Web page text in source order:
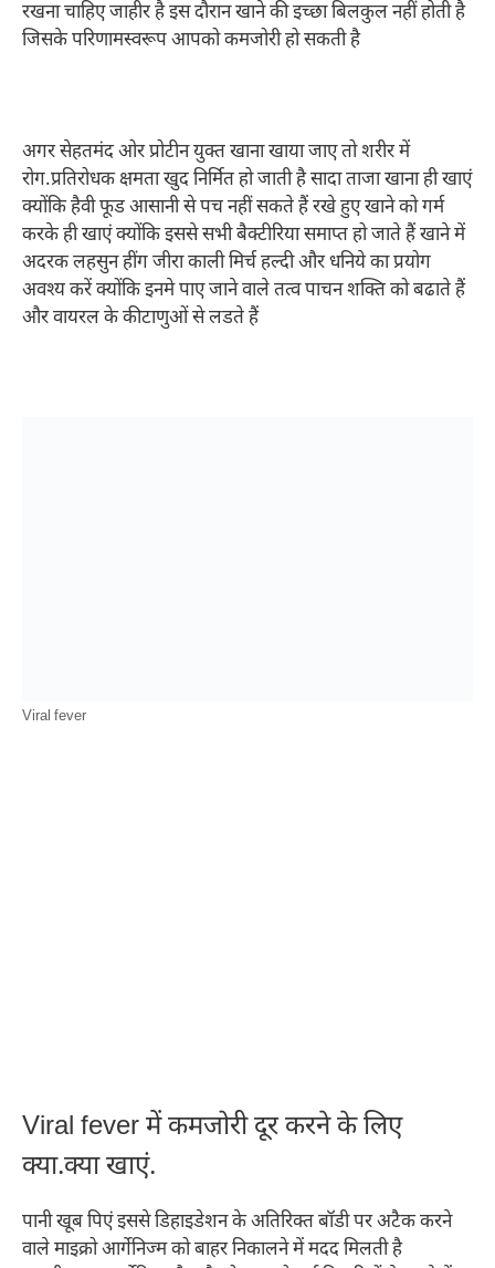
रखना चाहिए जाहीर है इस दौरान खाने की इच्छा बिलकुल नहीं होती है
जिसके परिणामस्वरूप आपको कमजोरी हो सकती है
अगर सेहतमंद ओर प्रोटीन युक्त खाना खाया जाए तो शरीर में
रोग.प्रतिरोधक क्षमता खुद निर्मित हो जाती है सादा ताजा खाना ही खाएं
क्योंकि हैवी फूड आसानी से पच नहीं सकते हैं रखे हुए खाने को गर्म
करके ही खाएं क्योंकि इससे सभी बैक्टीरिया समाप्त हो जाते हैं खाने में
अदरक लहसुन हींग जीरा काली मिर्च हल्दी और धनिये का प्रयोग
अवश्य करें क्योंकि इनमे पाए जाने वाले तत्व पाचन शक्ति को बढाते हैं
और वायरल के कीटाणुओं से लडते हैं
Viral fever
Viral fever में कमजोरी दूर करने के लिए
क्या.क्या खाएं.
पानी खूब पिएं इससे डिहाइडेशन के अतिरिक्त बॉडी पर अटैक करने
वाले माइक्रो आर्गेनिज्म को बाहर निकालने में मदद मिलती है